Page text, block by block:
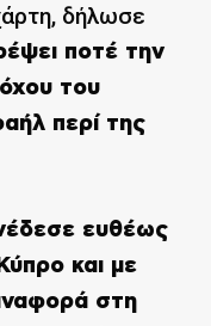
δήλωσε
ποτέ την
του
περί της
ευθέως
και με
στη